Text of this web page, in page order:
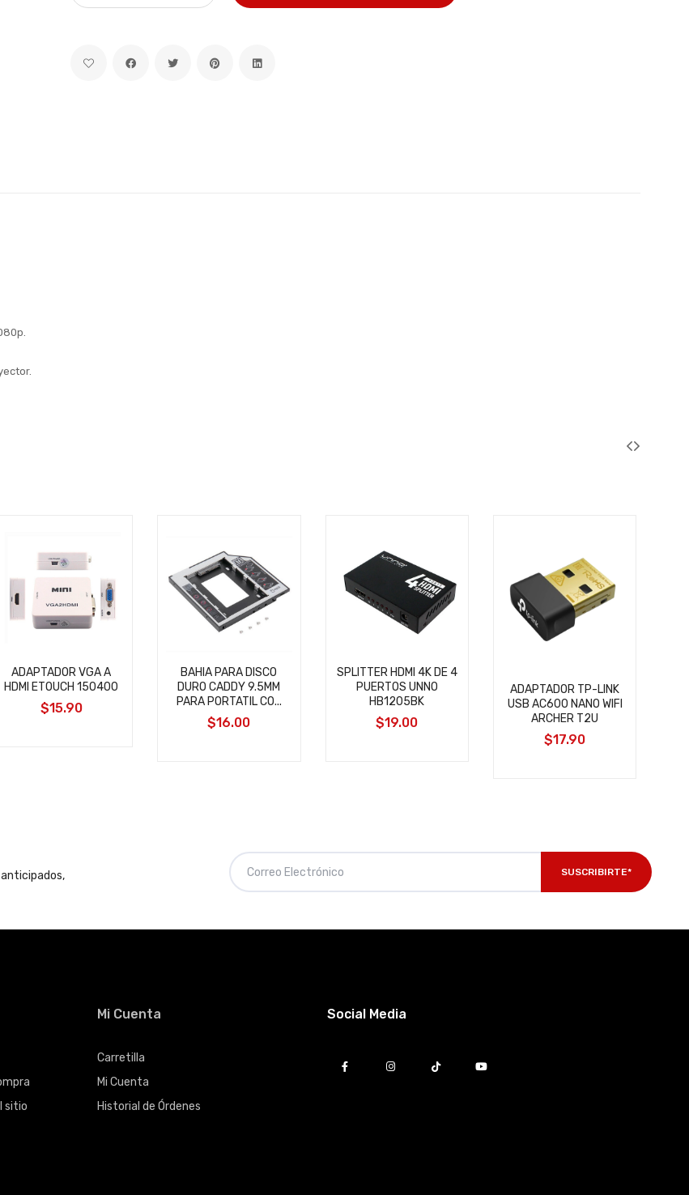
ADAPTADOR VGA A
HDMI ETOUCH 150400
$15.90
BAHIA PARA DISCO
DURO CADDY 9.5MM
PARA PORTATIL CO...
$16.00
SPLITTER HDMI 4K DE 4
PUERTOS UNNO
HB1205BK
$19.00
ADAPTADOR TP-LINK
USB AC600 NANO WIFI
ARCHER T2U
$17.90
SUSCRIBIRTE*
sitio
Mi Cuenta
Carretilla
Mi Cuenta
Historial de Órdenes
Social Media